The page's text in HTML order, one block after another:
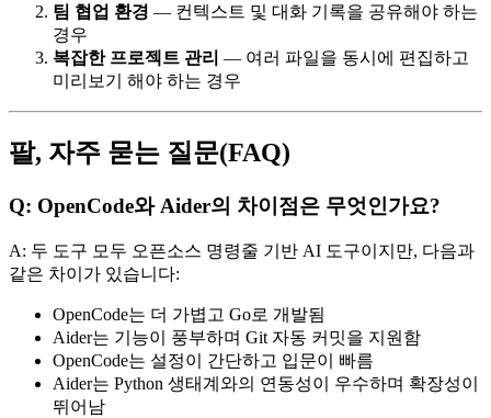
팀 협업 환경 — 컨텍스트 및 대화 기록을 공유해야 하는
경우
복잡한 프로젝트 관리 — 여러 파일을 동시에 편집하고
미리보기 해야 하는 경우
팔, 자주 묻는 질문(FAQ)
Q: OpenCode와 Aider의 차이점은 무엇인가요?
A: 두 도구 모두 오픈소스 명령줄 기반 AI 도구이지만, 다음과
같은 차이가 있습니다:
OpenCode는 더 가볍고 Go로 개발됨
Aider는 기능이 풍부하며 Git 자동 커밋을 지원함
OpenCode는 설정이 간단하고 입문이 빠름
Aider는 Python 생태계와의 연동성이 우수하며 확장성이
뛰어남